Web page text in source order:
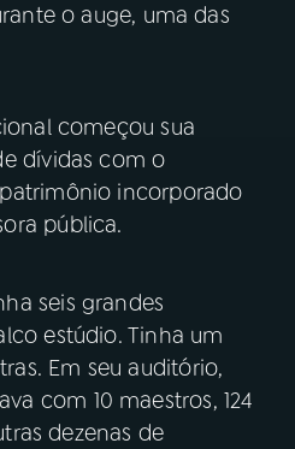
o auge, uma das
começou sua
dívidas com o
incorporado
pública.
seis grandes
estúdio. Tinha um
Em seu auditório,
com 10 maestros, 124
dezenas de